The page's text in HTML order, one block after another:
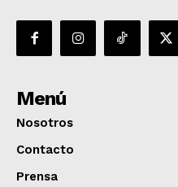
Menú
Nosotros
Contacto
Prensa